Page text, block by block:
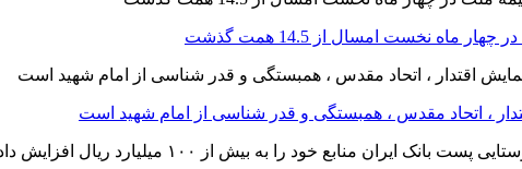
ماه نخست امسال از 14.5 همت گذشت
، اتحاد مقدس ، همبستگی و قدر شناسی از امام شهید است